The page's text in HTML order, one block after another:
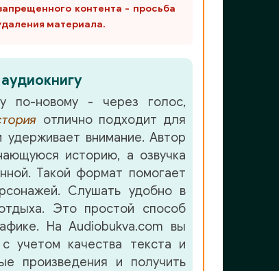
контента - просьба
материала.
по-новому - через голос,
отлично подходит для
внимание. Автор
историю, а озвучка
Такой формат помогает
Слушать удобно в
Это простой способ
На Audiobukva.com вы
учетом качества текста и
произведения и получить